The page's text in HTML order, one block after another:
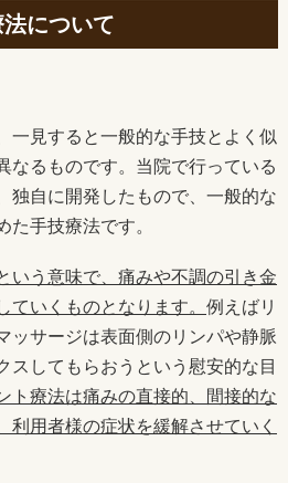
法について
一見すると一般的な手技とよく似
なるものです。当院で行っている
独自に開発したもので、一般的な
た手技療法です。
いう意味で、痛みや不調の引き金
いくものとなります。 例えばリ
ッサージは表面側のリンパや静脈
スしてもらおうという慰安的な目
ト療法は痛みの直接的、間接的な
利用者様の症状を緩解させていく